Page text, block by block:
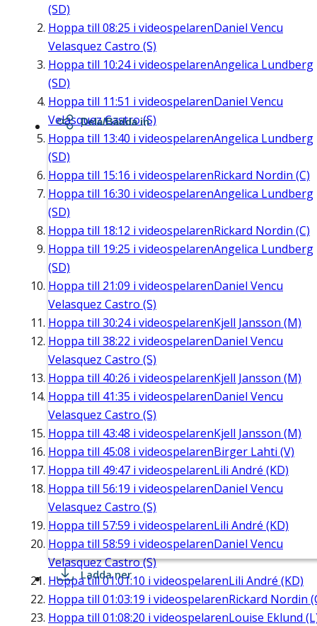
(SD)
Hoppa till 08:25 i videospelarenDaniel Vencu
Velasquez Castro (S)
Hoppa till 10:24i videospelarenAngelica Lundberg
(SD)
Hoppa till 11:51 i videospelarenDaniel Vencu
Velasquez Castro (S)
Hoppa till 13:40 i videospelarenAngelica Lundberg
(SD)
Hoppa till 15:16 i videospelarenRickard Nordin (C)
Hoppa till 16:30 i videospelarenAngelica Lundberg
(SD)
Hoppa till 18:12 i videospelarenRickard Nordin (C)
Hoppa till 19:25 i videospelarenAngelica Lundberg
(SD)
Hoppa till 21:09 i videospelarenDaniel Vencu
Velasquez Castro (S)
Hoppa till 30:24i videospelarenKjell Jansson (M)
Hoppa till 38:22 i videospelarenDaniel Vencu
Velasquez Castro (S)
Hoppa till 40:26 i videospelarenKjell Jansson (M)
Hoppa till 41:35 i videospelarenDaniel Vencu
Velasquez Castro (S)
Hoppa till 43:48 i videospelarenKjell Jansson (M)
Hoppa till 45:08 i videospelarenBirger Lahti (V)
Hoppa till 49:47 i videospelarenLili André (KD)
Hoppa till 56:19 i videospelarenDaniel Vencu
Velasquez Castro (S)
Hoppa till 57:59 i videospelarenLili André (KD)
Hoppa till 58:59 i videospelarenDaniel Vencu
Velasquez Castro (S)
Hoppa till01:01:10 i videospelarenLili André (KD)
Hoppa till 01:03:19 i videospelarenRickard Nordin
Hoppa till 01:08:20 i videospelarenLouise Eklund
Dela/Bädda in
Ladda ner